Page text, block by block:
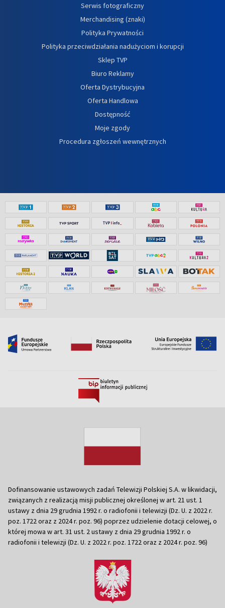
Serwis fotograficzny
Merchandising (znaki)
Polityka Prywatności
Polityka przeciwdziałania nadużyciom i korupcji
Sklep TVP
Biuro Reklamy
Oferta Dystrybucyjna
Oferta Handlowa
Dostępność
Moje zgody
Procedura zgłoszeń wewnętrznych
Dofinansowanie ustawowych zadań Telewizji Polskiej S.A. w likwidacji,
związanych z realizacją misji publicznej określonej w art. 21 ust. 1
ustawy z dnia 29 grudnia 1992 r. o radiofonii i telewizji (Dz. U. z 2022 r.
poz. 1722 oraz z 2024 r. poz. 96) poprzez udzielenie dotacji celowej, o
której mowa w art. 31 ust. 2 ustawy z dnia 29 grudnia 1992 r. o
radiofonii i telewizji (Dz. U. z 2022 r. poz. 1722 oraz z 2024 r. poz. 96)